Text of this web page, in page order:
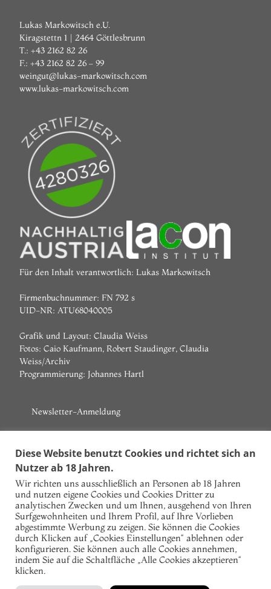
Lukas Markowitsch e.U.
Kiragstettn 1 | 2464 Göttlesbrunn
T.: +43 2162 82 26
F.: +43 2162 82 26 – 99
weingut@lukas-markowitsch.com
www.lukas-markowitsch.com
Für den Inhalt verantwortlich: Lukas Markowitsch
Firmenbuchnummer: FN 792 s
UID-NR: ATU68040005
Grafik und Layout: Claudia Weiss
Fotos: Caio Kaufmann, Robert Staudinger, Claudia
Weiss/Archiv
Programmierung:Johannes Hartl
Newsletter-Anmeldung
Nachname
E-Mail
Ich akzeptiere die Datenschutzbestimmungen!
Diese Website benutzt Cookies und richtet sich an
Nutzer ab 18 Jahren.
Wir richten uns ausschließlich an Personen ab 18 Jahren
und nutzen eigene Cookies und Cookies Dritter zu
analytischen Zwecken und um Ihnen, ausgehend von Ihren
Surfgewohnheiten und Ihrem Profil, auf Ihre Vorlieben
abgestimmte Werbung zu zeigen. Sie können die Cookies
durch Klicken auf „Cookies Einstellungen“ ablehnen oder
konfigurieren. Sie können auch alle Cookies annehmen,
indem Sie auf die Schaltfläche „Alle Cookies akzeptieren“
klicken.